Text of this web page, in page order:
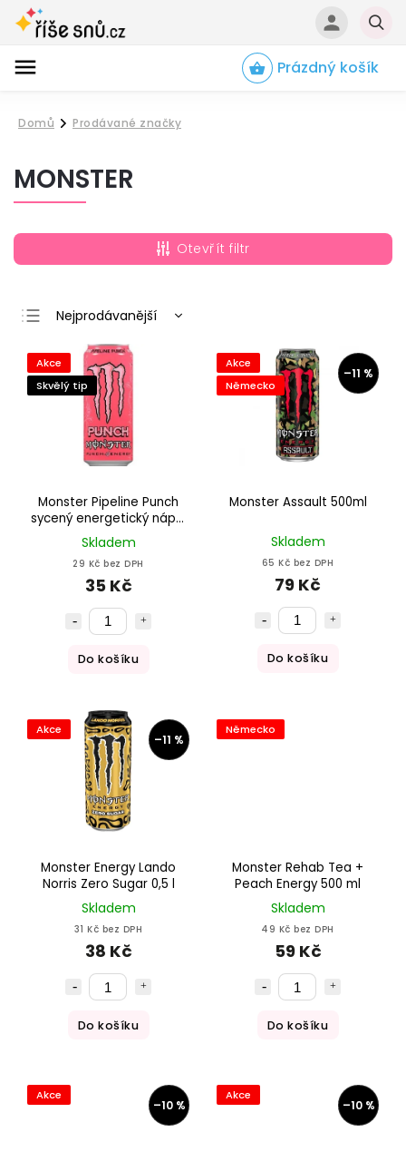
Prázdný košík
Domů
/
Prodávané značky
MONSTER
Otevřít filtr
Nejprodávanější
Nejlevnější
Nejdražší
Abecedně
Akce
Skvělý tip
Monster Pipeline Punch
sycený energetický nápoj
500ml
Skladem
29 Kč bez DPH
35 Kč
Do košíku
Akce
Německo
–11 %
Monster Assault 500ml
Skladem
65 Kč bez DPH
79 Kč
Do košíku
Akce
–11 %
Monster Energy Lando
Norris Zero Sugar 0,5 l
Skladem
31 Kč bez DPH
38 Kč
Do košíku
Německo
Monster Rehab Tea +
Peach Energy 500 ml
Skladem
49 Kč bez DPH
59 Kč
Do košíku
Akce
–10 %
Akce
–10 %